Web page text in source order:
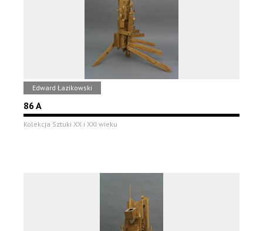
Edward Łazikowski
86 A
Kolekcja Sztuki XX i XXI wieku